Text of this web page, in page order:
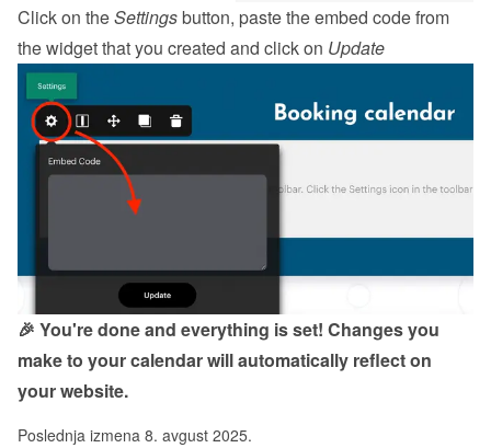
Click on the Settings button, paste the embed code from
the widget that you created and click on Update
🎉 You're done and everything is set! Changes you
make to your calendar will automatically reflect on
your website.
Poslednja izmena 8. avgust 2025.